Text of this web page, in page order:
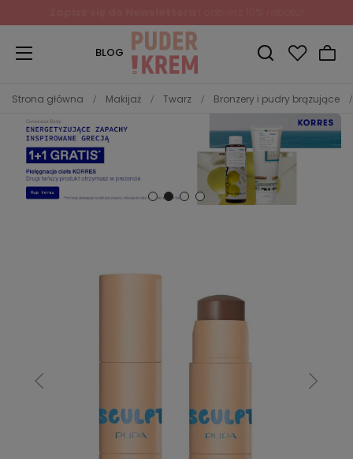
BLOG
Strona główna Makijaż Twarz Bronzery i pudry brązujące